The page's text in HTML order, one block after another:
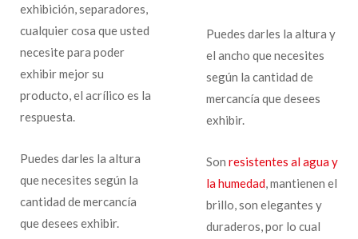
exhibición, separadores,
cualquier cosa que usted
necesite para poder
exhibir mejor su
producto, el acrílico es la
respuesta.
Puedes darles la altura
que necesites según la
cantidad de mercancía
que desees exhibir.
Puedes darles la altura y
el ancho que necesites
según la cantidad de
mercancía que desees
exhibir.
Son resistentes al agua y
la humedad, mantienen el
brillo, son elegantes y
duraderos, por lo cual